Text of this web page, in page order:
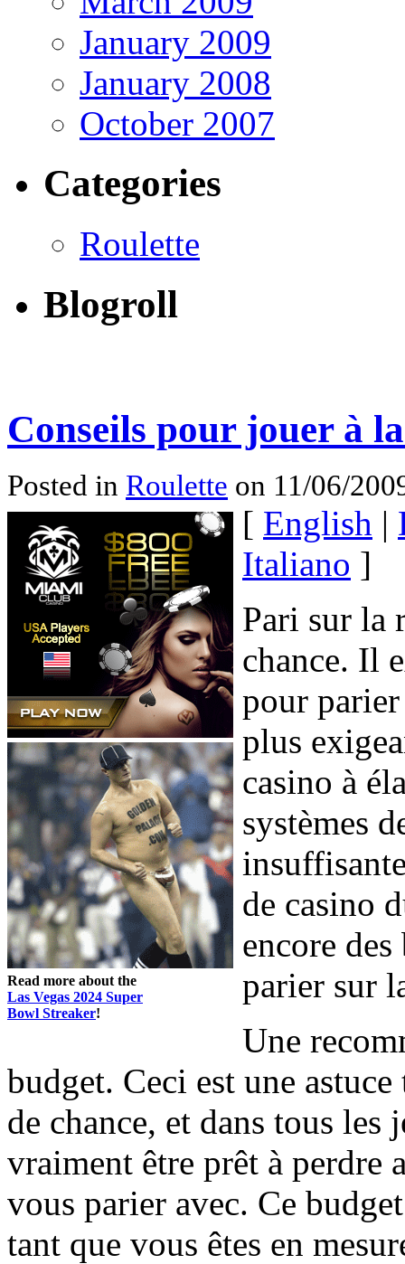
January 2009
January 2008
October 2007
Categories
Roulette
Blogroll
Conseils pour jouer à
Posted in Roulette on 11/06/
Read more about the
Las Vegas 2024 Super
Bowl Streaker!
[ English |
Italiano ]
Pari sur la
chance. Il
pour
plus
casino à
systèmes
de casino
encore
parier sur
Une
budget. Ceci est une
de chance, et dans tous
vraiment être prêt à perdre
vous parier avec. Ce
tant que vous êtes en